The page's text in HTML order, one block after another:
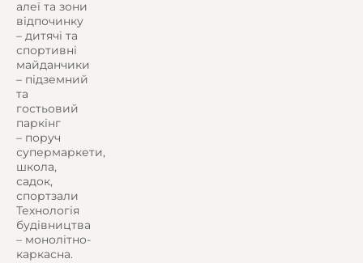
алеї та зони
відпочинку
– дитячі та
спортивні
майданчики
– підземний
та
гостьовий
паркінг
– поруч
супермаркети,
школа,
садок,
спортзали
Технологія
будівництва
– монолітно-
каркасна.